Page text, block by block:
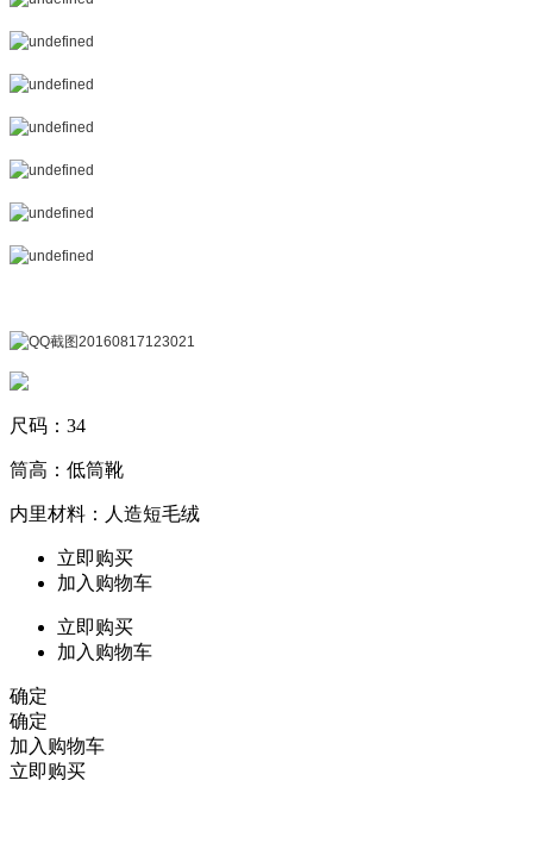
尺码：34
筒高：低筒靴
内里材料：人造短毛绒
立即购买
加入购物车
立即购买
加入购物车
确定
确定
加入购物车
立即购买